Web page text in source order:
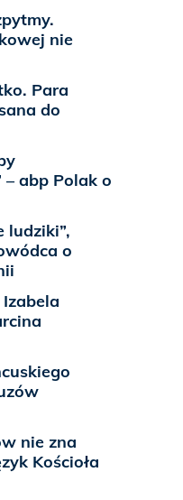
nie
Para
do
abp Polak o
ludziki”,
o
nie zna
Kościoła